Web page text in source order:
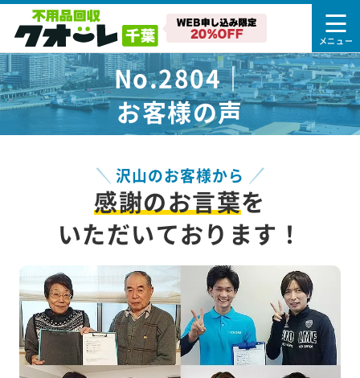
No.2804｜
お客様の声
沢山のお客様から
感謝のお言葉を
いただいております！